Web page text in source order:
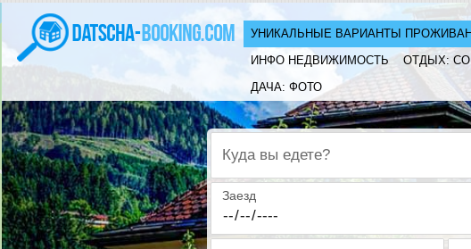
УНИКАЛЬНЫЕ ВАРИАНТЫ
ИНФО НЕДВИЖИМОСТЬ
ОТДЫХ:
ДАЧА: ФОТО
Куда вы едете?
Заезд